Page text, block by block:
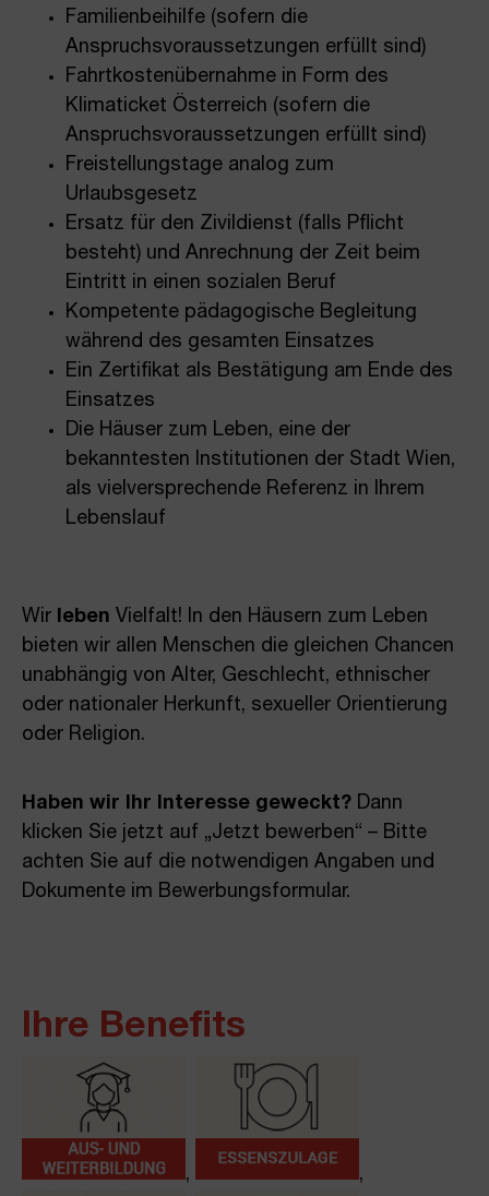
Familienbeihilfe (sofern die
Anspruchsvoraussetzungen erfüllt sind)
Fahrtkostenübernahme in Form des
Klimaticket Österreich (sofern die
Anspruchsvoraussetzungen erfüllt sind)
Freistellungstage analog zum
Urlaubsgesetz
Ersatz für den Zivildienst (falls Pflicht
besteht) und Anrechnung der Zeit beim
Eintritt in einen sozialen Beruf
Kompetente pädagogische Begleitung
während des gesamten Einsatzes
Ein Zertifikat als Bestätigung am Ende des
Einsatzes
Die Häuser zum Leben, eine der
bekanntesten Institutionen der Stadt Wien,
als vielversprechende Referenz in Ihrem
Lebenslauf
Wir leben Vielfalt! In den Häusern zum Leben
bieten wir allen Menschen die gleichen Chancen
unabhängig von Alter, Geschlecht, ethnischer
oder nationaler Herkunft, sexueller Orientierung
oder Religion.
Haben wir Ihr Interesse geweckt? Dann
klicken Sie jetzt auf „Jetzt bewerben“ – Bitte
achten Sie auf die notwendigen Angaben und
Dokumente im Bewerbungsformular.
Ihre Benefits
, ,